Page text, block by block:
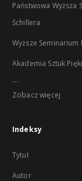
Państwowa Wyższa
Schillera
Wyższe
Akademia Sztuk
...
Zobacz więcej
Indeksy
Tytuł
Autor